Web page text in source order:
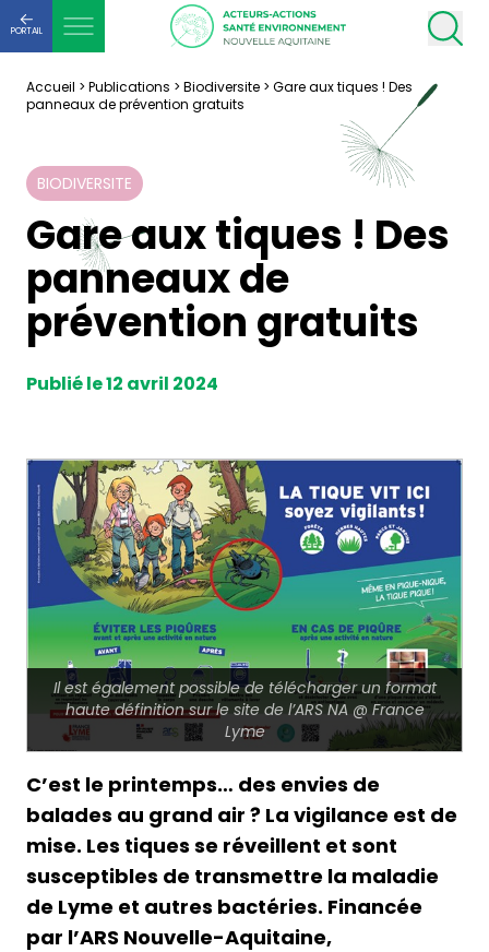
PORTAIL
Accueil > Publications > Biodiversite > Gare aux tiques ! Des
panneaux de prévention gratuits
BIODIVERSITE
Gare aux tiques ! Des
panneaux de
prévention gratuits
Publié le 12 avril 2024
Il est également possible de télécharger un format
haute définition sur le site de l’ARS NA @ France
Lyme
C’est le printemps… des envies de
balades au grand air ? La vigilance est de
mise. Les tiques se réveillent et sont
susceptibles de transmettre la maladie
de Lyme et autres bactéries. Financée
par l’ARS Nouvelle-Aquitaine,